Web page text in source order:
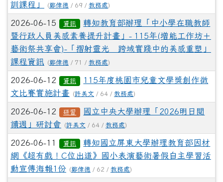
訓課程」
(鄭偉德 / 69 / 教務處)
2026-06-15 資訊
轉知教育部辦理「中小學在職教師
暨行政人員美感素養提升計畫」- 115年(增能工作坊＋
藝術祭共享會)-「摺射靈光∞跨域實踐中的美感重塑」
課程資訊
(鄭偉德 / 71 / 教務處)
2026-06-12 資訊
115年度桃園市兒童文學獎創作徵
文比賽實施計畫
(許美文 / 64 / 教務處)
2026-06-12 研習
國立中央大學辦理「2026明日閱
讀週」研討會
(許美文 / 64 / 教務處)
2026-06-11 資訊
轉知國立屏東大學辦理教育部因材
網《超有戲！C位出道》國小表演藝術暑假自主學習活
動宣傳海報1份 (鄭偉德 / 62 / 教務處)